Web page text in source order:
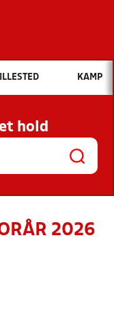
vil du søge efter?
OG NYHEDER
OG
KAMP
hold
2026